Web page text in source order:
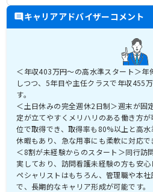
キャリアアドバイザーコメント
＜年収403万円～の高水準スタート＞年
しつつ、5年目や主任クラスで年収455
す。
＜土日休みの完全週休2日制＞週末が固
定が立てやすくメリハリのある働き方
位で取得でき、取得率も80%以上と高
休暇もあり、急な用事にも柔軟に対応で
＜8割が未経験からのスタート＞同行訪
実しており、訪問看護未経験の方も安
ペシャリストはもちろん、管理職や本
で、長期的なキャリア形成が可能です。